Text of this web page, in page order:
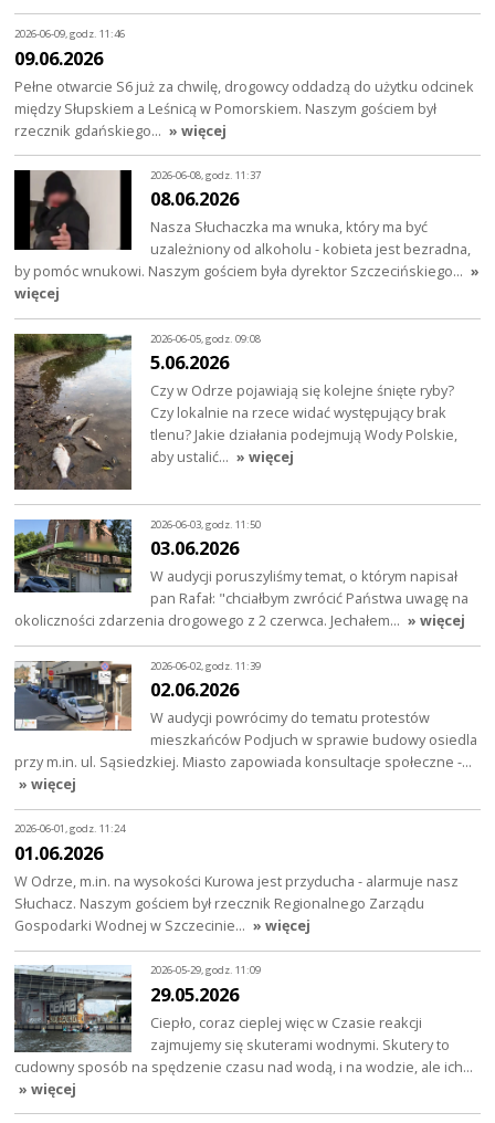
2026-06-09, godz. 11:46
09.06.2026
Pełne otwarcie S6 już za chwilę, drogowcy oddadzą do użytku odcinek
między Słupskiem a Leśnicą w Pomorskiem. Naszym gościem był
rzecznik gdańskiego… » więcej
2026-06-08, godz. 11:37
08.06.2026
Nasza Słuchaczka ma wnuka, który ma być
uzależniony od alkoholu - kobieta jest bezradna,
by pomóc wnukowi. Naszym gościem była dyrektor Szczecińskiego… »
więcej
2026-06-05, godz. 09:08
5.06.2026
Czy w Odrze pojawiają się kolejne śnięte ryby?
Czy lokalnie na rzece widać występujący brak
tlenu? Jakie działania podejmują Wody Polskie,
aby ustalić… » więcej
2026-06-03, godz. 11:50
03.06.2026
W audycji poruszyliśmy temat, o którym napisał
pan Rafał: "chciałbym zwrócić Państwa uwagę na
okoliczności zdarzenia drogowego z 2 czerwca. Jechałem… » więcej
2026-06-02, godz. 11:39
02.06.2026
W audycji powrócimy do tematu protestów
mieszkańców Podjuch w sprawie budowy osiedla
przy m.in. ul. Sąsiedzkiej. Miasto zapowiada konsultacje społeczne -…
» więcej
2026-06-01, godz. 11:24
01.06.2026
W Odrze, m.in. na wysokości Kurowa jest przyducha - alarmuje nasz
Słuchacz. Naszym gościem był rzecznik Regionalnego Zarządu
Gospodarki Wodnej w Szczecinie… » więcej
2026-05-29, godz. 11:09
29.05.2026
Ciepło, coraz cieplej więc w Czasie reakcji
zajmujemy się skuterami wodnymi. Skutery to
cudowny sposób na spędzenie czasu nad wodą, i na wodzie, ale ich…
» więcej